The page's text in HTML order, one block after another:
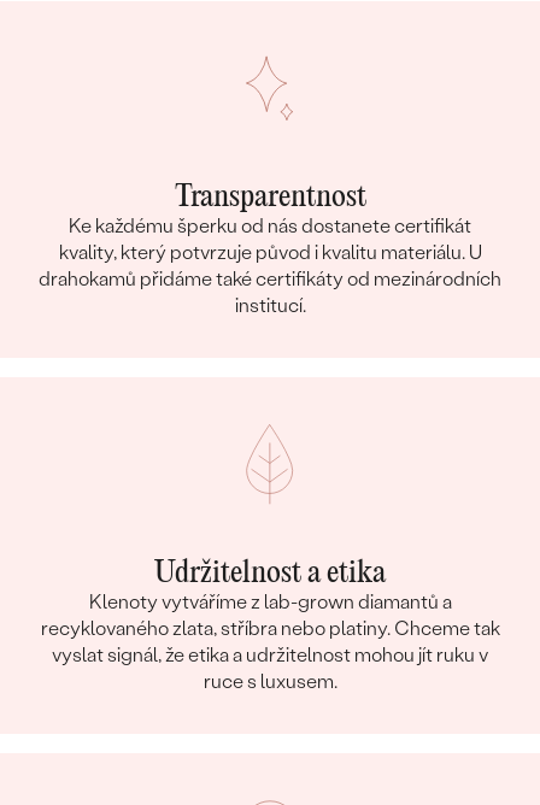
Transparentnost
Ke každému šperku od nás dostanete certifikát
kvality, který potvrzuje původ i kvalitu materiálu. U
drahokamů přidáme také certifikáty od mezinárodních
institucí.
Udržitelnost a etika
Klenoty vytváříme z lab-grown diamantů a
recyklovaného zlata, stříbra nebo platiny. Chceme tak
vyslat signál, že etika a udržitelnost mohou jít ruku v
ruce s luxusem.